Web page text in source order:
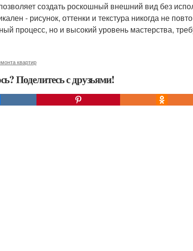
создать роскошный внешний вид без
- рисунок, оттенки и текстура никогда не
процесс, но и высокий уровень мастерства,
квартир
Поделитесь с друзьями!